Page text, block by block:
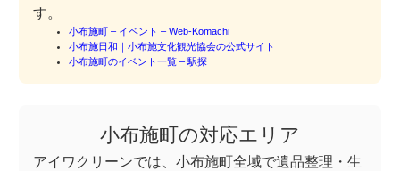
す。
小布施町 – イベント – Web-Komachi
小布施日和｜小布施文化観光協会の公式サイト
小布施町のイベント一覧 – 駅探
小布施町の対応エリア
アイワクリーンでは、小布施町全域で遺品整理・生